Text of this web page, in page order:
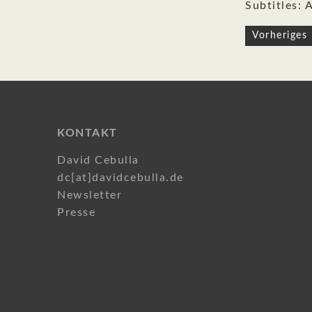
Subtitles:
Vorheriges
KONTAKT
David Cebulla
dc[at]davidcebulla.de
Newsletter
Presse